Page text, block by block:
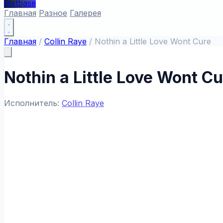
textbase
Главная Разное Галерея
Главная / Collin Raye / Nothin a Little Love Wont Cure
Nothin a Little Love Wont
Исполнитель: Collin Raye